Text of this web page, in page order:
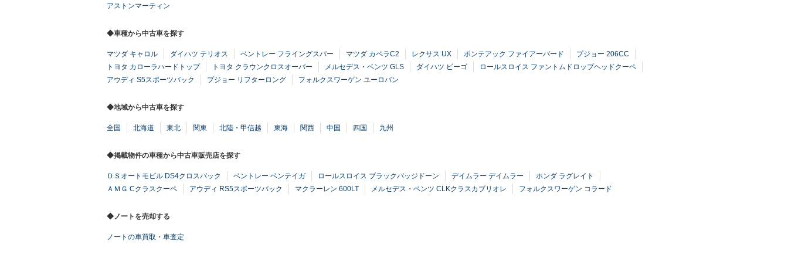
アストンマーティン
◆車種から中古車を探す
マツダ キャロル ダイハツ テリオス ベントレー フライングスパー マツダ カペラC2 レクサス UX ポンテアック ファイアーバード
プジョー 206CC
トヨタ カローラハードトップ
トヨタ クラウンクロスオーバー メルセデス・ベンツ GLS ダイハツ ビーゴ
ロールスロイス ファントムドロップヘッドクーペ
アウディ S5スポーツバック
プジョー リフターロング フォルクスワーゲン ユーロバン
◆地域から中古車を探す
全国 北海道 東北 関東 北陸・甲信越 東海 関西 中国 四国 九州
◆掲載物件の車種から中古車販売店を探す
ＤＳオートモビル DS4クロスバック ベントレー ベンテイガ ロールスロイス ブラックバッジドーン デイムラー デイムラー
ホンダ ラグレイト
ＡＭＧ Cクラスクーペ
アウディ RS5スポーツバック マクラーレン 600LT メルセデス・ベンツ CLKクラスカブリオレ フォルクスワーゲン コラード
◆ノートを売却する
ノートの車買取・車査定